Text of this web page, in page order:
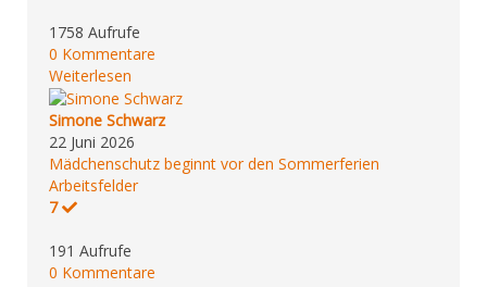
1758 Aufrufe
0 Kommentare
Weiterlesen
Simone Schwarz
22 Juni 2026
Mädchenschutz beginnt vor den Sommerferien
Arbeitsfelder
7
191 Aufrufe
0 Kommentare